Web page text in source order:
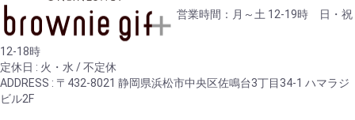
定休日
営業時間：月～土 12-19時 日・祝
12-18時
定休日 : 火・水 / 不定休
ADDRESS : 〒432-8021 静岡県浜松市中央区佐鳴台3丁目34-1 ハマラジ
ビル2F